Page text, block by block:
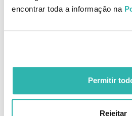
encontrar toda a informação na
Permitir
Rejeitar
Sulfatos Duo